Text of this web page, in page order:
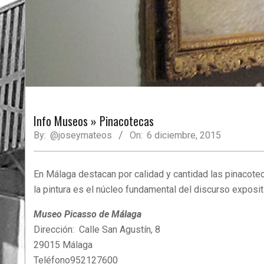
Info Museos » Pinacotecas
By: @joseymateos On: 6 diciembre, 2015
En Málaga destacan por calidad y cantidad las
la pintura es el núcleo fundamental del discurso
Museo Picasso de Málaga
Dirección: Calle San Agustín, 8
29015 Málaga
Teléfono952127600